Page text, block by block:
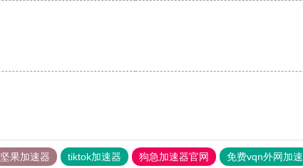
坚果加速器 tiktok加速器 狗急加速器官网 免费vqn外网加速